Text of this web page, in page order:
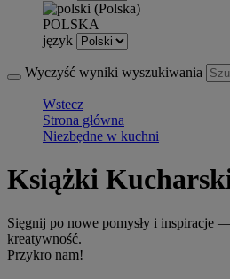
POLSKA
język
Wyczyść wyniki wyszukiwania
Wstecz
Strona główna
Niezbędne w kuchni
Książki
Sięgnij po nowe pomysły i inspiracje
kreatywność.
Przykro nam!